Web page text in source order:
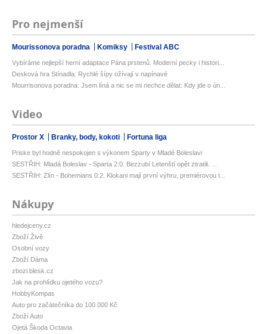
Pro nejmenší
Mourissonova poradna Komiksy Festival ABC
Vybíráme nejlepší herní adaptace Pána prstenů. Moderní pecky i histori...
Desková hra Stínadla: Rychlé šípy ožívají v napínavé
Mourrisonova poradna: Jsem líná a nic se mi nechce dělat: Kdy jde o ún...
Video
Prostor X Branky, body, kokoti Fortuna liga
Priske byl hodně nespokojen s výkonem Sparty v Mladé Boleslavi
SESTŘIH: Mladá Boleslav - Sparta 2:0. Bezzubí Letenští opět ztratili. ...
SESTŘIH: Zlín - Bohemians 0:2. Klokani mají první výhru, premiérovou t...
Nákupy
hledejceny.cz
Zboží Živě
Osobní vozy
Zboží Dáma
zbozi.blesk.cz
Jak na prohlídku ojetého vozu?
HobbyKompas
Auto pro začátečníka do 100 000 Kč
Zboží Auto
Ojetá Škoda Octavia